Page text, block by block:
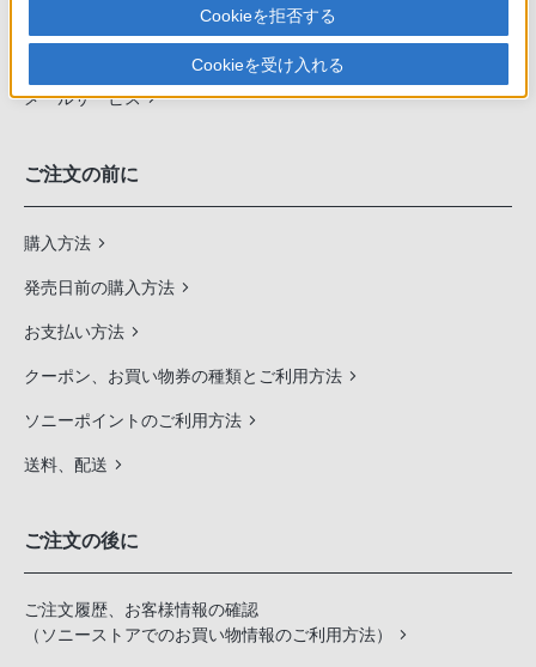
（長期保証、下取サービス、設置・設定サービスなど）
定期クーポンのプレゼントについて
メールサービス
ご注文の前に
購入方法
発売日前の購入方法
お支払い方法
クーポン、お買い物券の種類とご利用方法
ソニーポイントのご利用方法
送料、配送
ご注文の後に
ご注文履歴、お客様情報の確認
（ソニーストアでのお買い物情報のご利用方法）
Cookieを拒否する
Cookieを受け入れる